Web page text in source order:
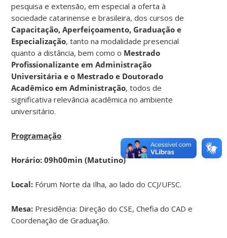
pesquisa e extensão, em especial a oferta à
sociedade catarinense e brasileira, dos cursos de
Capacitação, Aperfeiçoamento, Graduação e
Especialização, tanto na modalidade presencial
quanto a distância, bem como o Mestrado
Profissionalizante em Administração
Universitária e o Mestrado e Doutorado
Acadêmico em Administração, todos de
significativa relevância acadêmica no ambiente
universitário.
Programação
Horário: 09h00min (Matutino)
Local: Fórum Norte da Ilha, ao lado do CCJ/UFSC.
Mesa: Presidência: Direção do CSE, Chefia do CAD e
Coordenação de Graduação.